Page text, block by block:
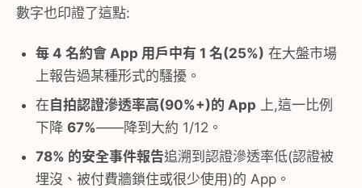
數字也印證了這點:
每 4 名約會 App 用戶中有 1 名(25%) 在大盤市場
上報告過某種形式的騷擾。
在 自拍認證滲透率高(90%+)的 App 上,這一比例
下降 67%——降到大約 1/12。
78% 的安全事件報告追溯到認證滲透率低(認證被
埋沒、被付費牆鎖住或很少使用)的 App。